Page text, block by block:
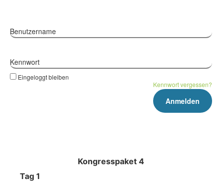
Kongresspaket 4
Tag 1
Benutzername
Kennwort
Eingeloggt bleiben
Kennwort vergessen?